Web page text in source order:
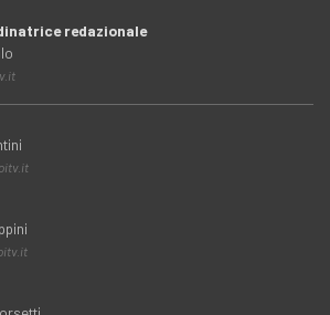
redazionale